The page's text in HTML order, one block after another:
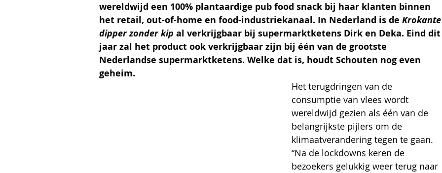
wereldwijd een 100% plantaardige pub food snack bij haar klanten binnen
het retail, out-of-home en food-industriekanaal. In Nederland is de
dipper zonder kip al verkrijgbaar bij supermarktketens Dirk en Deka. Eind
jaar zal het product ook verkrijgbaar zijn bij één van de grootste
Nederlandse supermarktketens. Welke dat is, houdt Schouten nog even
geheim.
Het terugdringen van de
consumptie van vlees wordt
wereldwijd gezien als één van de
belangrijkste pijlers om de
klimaatverandering tegen te gaan.
“Na de lockdowns keren de
bezoekers gelukkig weer terug naar